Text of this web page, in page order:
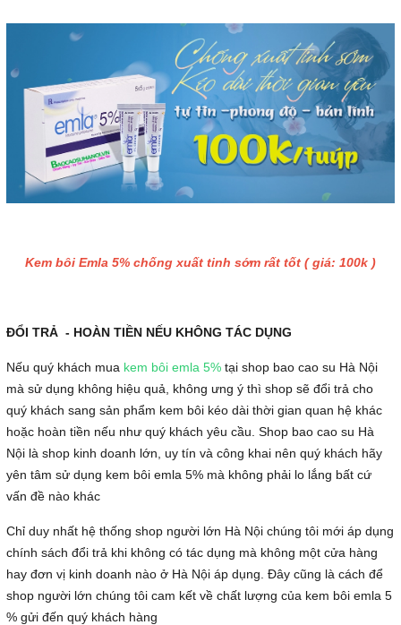
Kem bôi Emla 5% chống xuất tinh sớm rất tốt ( giá: 100k )
ĐỔI TRẢ - HOÀN TIỀN NẾU KHÔNG TÁC DỤNG
Nếu quý khách mua kem bôi emla 5% tại shop bao cao su Hà Nội
mà sử dụng không hiệu quả, không ưng ý thì shop sẽ đổi trả cho
quý khách sang sản phẩm kem bôi kéo dài thời gian quan hệ khác
hoặc hoàn tiền nếu như quý khách yêu cầu. Shop bao cao su Hà
Nội là shop kinh doanh lớn, uy tín và công khai nên quý khách hãy
yên tâm sử dụng kem bôi emla 5% mà không phải lo lắng bất cứ
vấn đề nào khác
Chỉ duy nhất hệ thống shop người lớn Hà Nội chúng tôi mới áp dụng
chính sách đổi trả khi không có tác dụng mà không một cửa hàng
hay đơn vị kinh doanh nào ở Hà Nội áp dụng. Đây cũng là cách để
shop người lớn chúng tôi cam kết về chất lượng của kem bôi emla 5
% gửi đến quý khách hàng